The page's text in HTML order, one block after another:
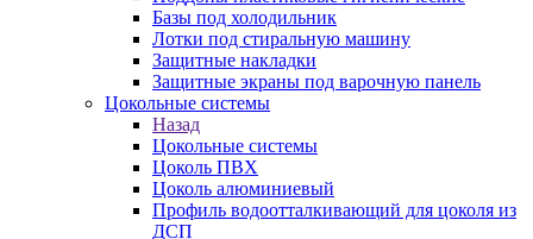
Базы под холодильник
Лотки под стиральную машину
Защитные накладки
Защитные экраны под варочную панель
Цокольные системы
Назад
Цокольные системы
Цоколь ПВХ
Цоколь алюминиевый
Профиль водоотталкивающий для цоколя из
ДСП